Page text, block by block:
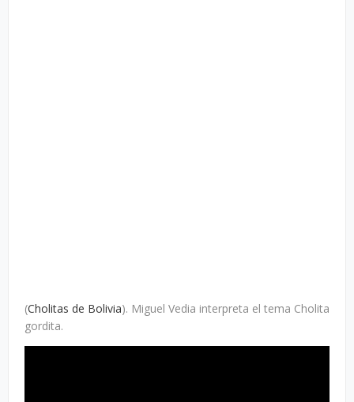
(Cholitas de Bolivia). Miguel Vedia interpreta el tema Cholita
gordita.